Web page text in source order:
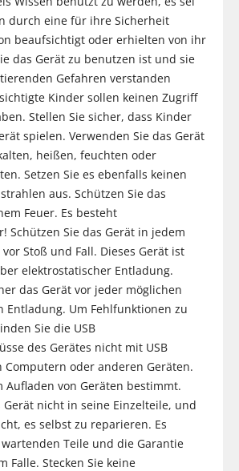
durch eine für ihre Sicherheit
beaufsichtigt oder erhielten von ihr
das Gerät zu benutzen ist und sie
Gefahren verstanden
Kinder sollen keinen Zugriff
Stellen Sie sicher, dass Kinder
spielen. Verwenden Sie das Gerät
heißen, feuchten oder
Setzen Sie es ebenfalls keinen
aus. Schützen Sie das
Feuer. Es besteht
Schützen Sie das Gerät in jedem
Stoß und Fall. Dieses Gerät ist
elektrostatischer Entladung.
das Gerät vor jeder möglichen
Entladung. Um Fehlfunktionen zu
Sie die USB
des Gerätes nicht mit USB
Computern oder anderen Geräten.
Aufladen von Geräten bestimmt.
Gerät nicht in seine Einzelteile, und
es selbst zu reparieren. Es
Teile und die Garantie
Falle. Stecken Sie keine